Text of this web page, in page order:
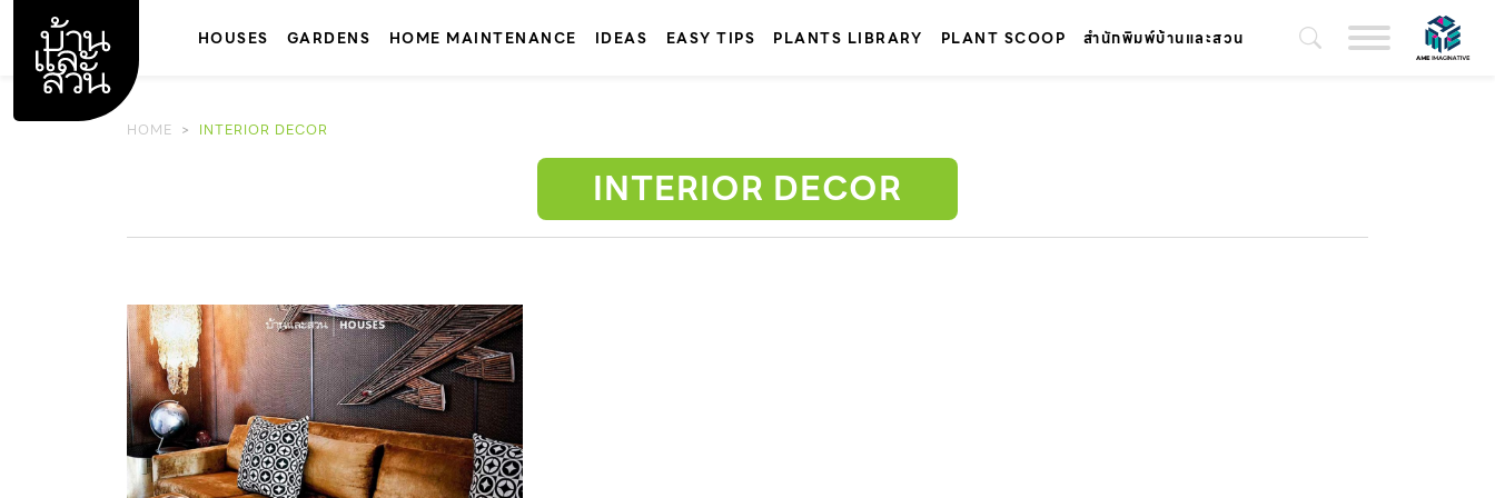
content
HOUSES GARDENS HOME MAINTENANCE IDEAS EASY TIPS PLANTS LIBRARY PLANT SCOOP สำนักพิมพ์บ้านและสวน
HOME INTERIOR DECOR
INTERIOR DECOR